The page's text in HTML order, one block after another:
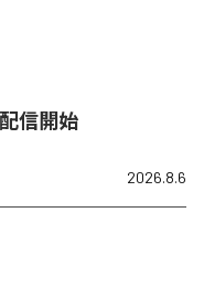
信開始
2026.8.6